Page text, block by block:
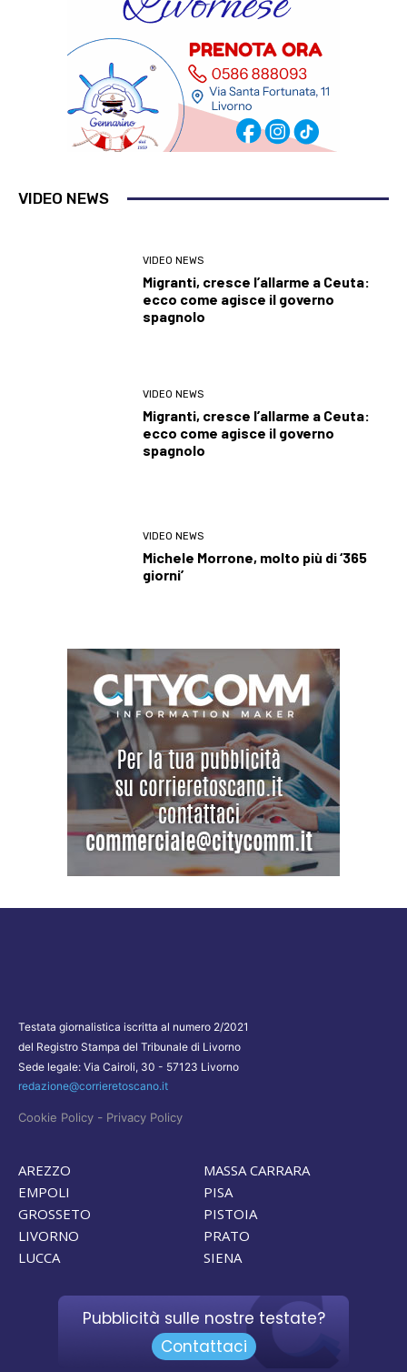
VIDEO NEWS
VIDEO NEWS
Migranti, cresce l’allarme a Ceuta:
ecco come agisce il governo
spagnolo
VIDEO NEWS
Migranti, cresce l’allarme a Ceuta:
ecco come agisce il governo
spagnolo
VIDEO NEWS
Michele Morrone, molto più di ‘365
giorni’
Testata giornalistica iscritta al numero 2/2021
del Registro Stampa del Tribunale di Livorno
Sede legale: Via Cairoli, 30 - 57123 Livorno
redazione@corrieretoscano.it
Cookie Policy - Privacy Policy
AREZZO
EMPOLI
GROSSETO
LIVORNO
LUCCA
MASSA CARRARA
PISA
PISTOIA
PRATO
SIENA
Pubblicità sulle nostre testate?
Contattaci